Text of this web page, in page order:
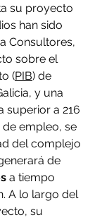
su proyecto
han sido
Consultores,
sobre el
(PIB) de
y una
superior a 216
de empleo, se
del complejo
de
a tiempo
A lo largo del
su